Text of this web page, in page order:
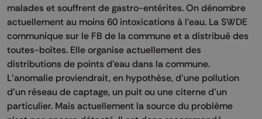
malades et souffrent de gastro-entérites. On dénombre
actuellement au moins 60 intoxications à l'eau. La SWDE
communique sur le FB de la commune et a distribué des
toutes-boîtes. Elle organise actuellement des
distributions de points d'eau dans la commune.
L'anomalie proviendrait, en hypothèse, d'une pollution
d'un réseau de captage, un puit ou une citerne d'un
particulier. Mais actuellement la source du problème